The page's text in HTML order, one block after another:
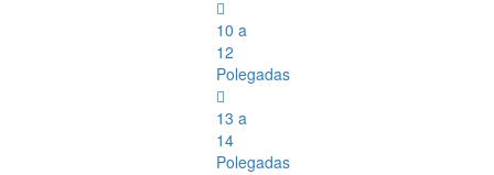
10 a
12
Polegadas
13 a
14
Polegadas